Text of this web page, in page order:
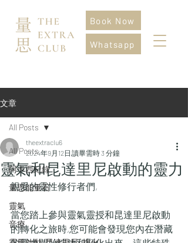
Book Now
Whatsapp
文章
All Posts
阿卡西紀錄
量思能量石
靈氣
音療
All Posts
靈氣和昆達里尼啟動的靈力
theextraclu6
2024年9月12日 讀畢需時 3 分鐘
親愛的靈性修行者們,
當您踏上參與靈氣靈授和昆達里尼啟動
的轉化之旅時,您可能會發現您內在潛藏